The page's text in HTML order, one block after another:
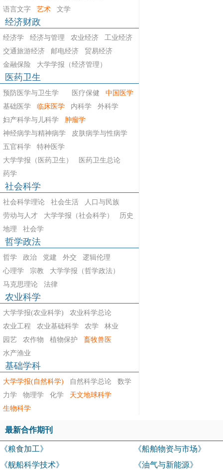
语言文字
艺术 文学
经济财政
经济学 经济与管理 农业经济
工业经济
交通旅游经济
邮电经济
贸易经济
金融保险
大学学报（经济管理）
医药卫生
预防医学与卫生学 医疗保健
中国医学
基础医学
临床医学 内科学
外科学
妇产科学与儿科学
肿瘤学
神经病学与精神病学
皮肤病学与性病学
五官科学
特种医学
大学学报（医药卫生）
医药卫生总论
药学
社会科学
社会科学理论 社会生活
人口与民族
劳动与人才
大学学报（社会科学）
历史
地理
社会学
哲学政法
哲学 政治 党建 外交
逻辑伦理
心理学
宗教
大学学报（哲学政法）
马克思理论
法律
农业科学
大学学报(农业科学)
农业科学总论
农业工程
农业基础科学 农学
林业
园艺
农作物 植物保护
畜牧兽医
水产渔业
基础学科
大学学报(自然科学) 自然科学总论
数学
力学
物理学 化学
天文地球科学
生物科学
最新合作期刊
《粮食加工》
《船舶物资与市场》
《舰船科学技术》
《油气与新能源》